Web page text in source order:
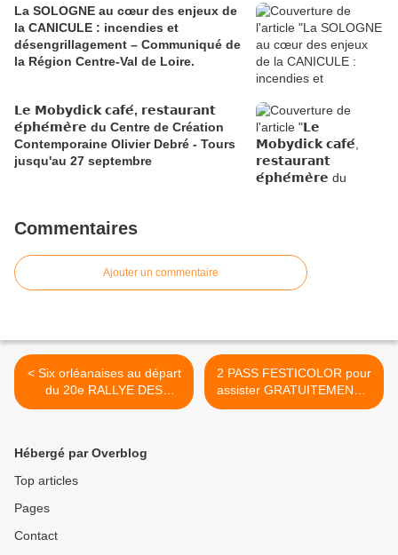
La SOLOGNE au cœur des enjeux de
la CANICULE : incendies et
désengrillagement – Communiqué de
la Région Centre-Val de Loire.
𝗟𝗲 𝗠𝗼𝗯𝘆𝗱𝗶𝗰𝗸 𝗰𝗮𝗳𝗲́, 𝗿𝗲𝘀𝘁𝗮𝘂𝗿𝗮𝗻𝘁
𝗲́𝗽𝗵𝗲́𝗺𝗲̀𝗿𝗲 du Centre de Création
Contemporaine Olivier Debré - Tours
jusqu'au 27 septembre
Commentaires
Ajouter un commentaire
< Six orléanaises au départ
du 20e RALLYE DES
PRINCESSES RICHARD
2 PASS FESTICOLOR pour
assister GRATUITEMENT à
tous les CONCERTS du 23
Hébergé par Overblog
Top articles
Pages
Contact